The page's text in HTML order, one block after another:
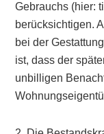
Gebrauchs (hier:
berücksichtigen.
bei der
ist, dass der
unbilligen